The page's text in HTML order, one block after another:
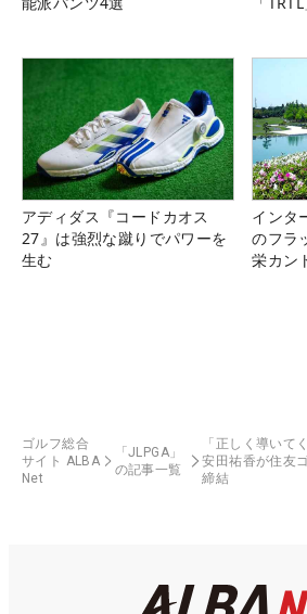
アディダス『コードカオス
27』は強烈な蹴りでパワーを
生む
インタ
のフラ
栄カン
ゴルフ総合
サイト ALBA
Net
「JLPGA」
の記事一覧
「正しく導いて
安田祐香が住友
締結